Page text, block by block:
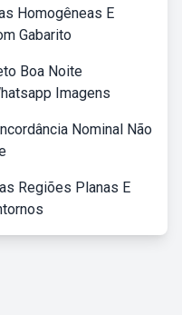
Homogêneas E
Gabarito
Boa Noite
Imagens
Nominal Não
Regiões Planas E